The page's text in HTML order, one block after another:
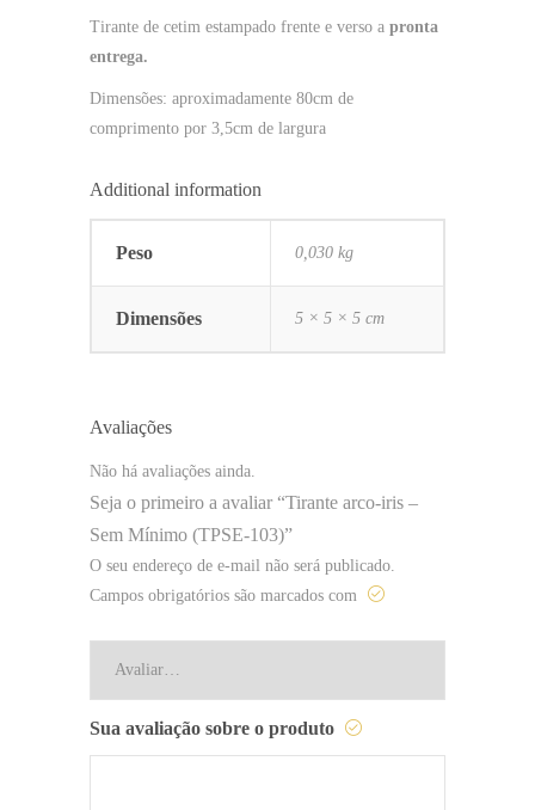
Tirante de cetim estampado frente e verso a pronta
entrega.
Dimensões: aproximadamente 80cm de
comprimento por 3,5cm de largura
Additional information
Peso 0,030 kg
Dimensões 5 × 5 × 5 cm
Avaliações
Não há avaliações ainda.
Seja o primeiro a avaliar “Tirante arco-iris –
Sem Mínimo (TPSE-103)”
O seu endereço de e-mail não será publicado.
Campos obrigatórios são marcados com
Sua avaliação sobre o produto